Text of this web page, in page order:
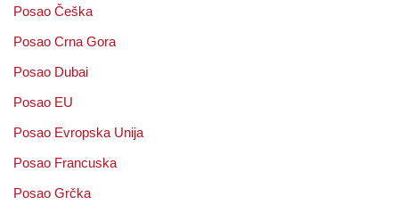
Posao Češka
Posao Crna Gora
Posao Dubai
Posao EU
Posao Evropska Unija
Posao Francuska
Posao Grčka